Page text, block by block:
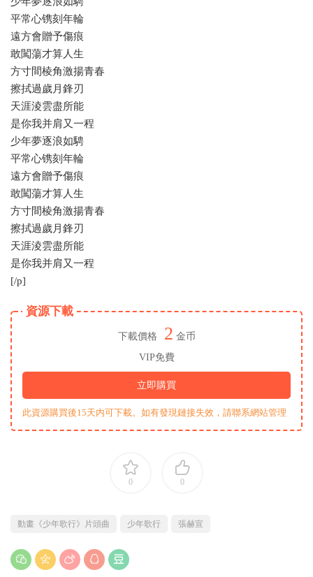
平常心镌刻年輪
遠方會贈予傷痕
敢闖蕩才算人生
方寸間棱角激揚青春
擦拭過歲月鋒刃
天涯淩雲盡所能
是你我并肩又一程
少年夢逐浪如騁
平常心镌刻年輪
遠方會贈予傷痕
敢闖蕩才算人生
方寸間棱角激揚青春
擦拭過歲月鋒刃
天涯淩雲盡所能
是你我并肩又一程
[/p]
資源下載
下載價格 2 金币
VIP免費
立即購買
此資源購買後15天内可下載。如有發現鏈接失效，請聯系網站管理
0 0
動畫《少年歌行》片頭曲 少年歌行 張赫宣